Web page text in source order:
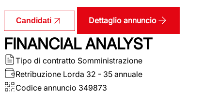
Candidati Dettaglio annuncio
FINANCIAL ANALYST
Tipo di contratto Somministrazione
Retribuzione Lorda 32 - 35 annuale
Codice annuncio 349873